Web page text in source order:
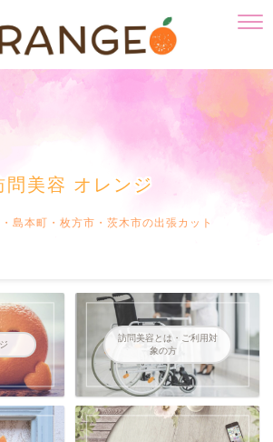
問美容 オレンジ
島本町・枚方市・茨木市の出張カット
訪問美容とは・ご利用対
象の方